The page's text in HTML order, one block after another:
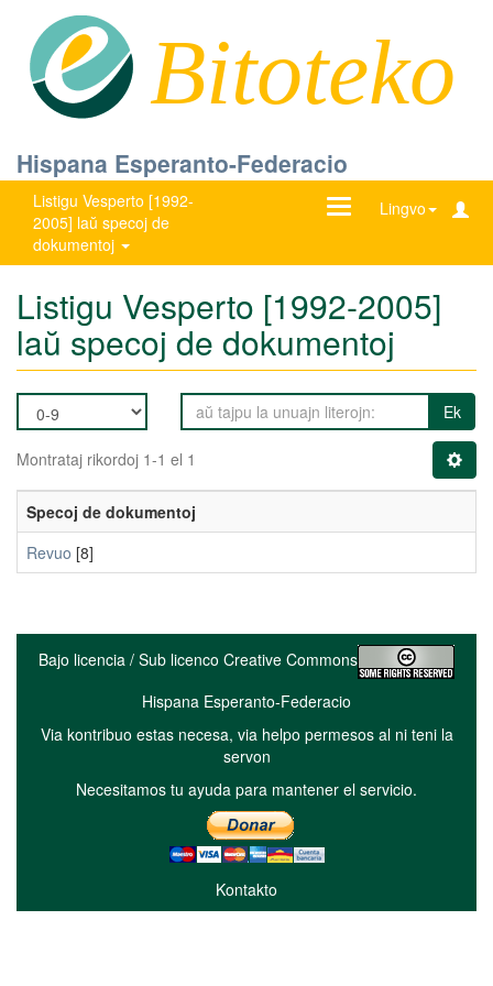
Bitoteko
Hispana Esperanto-Federacio
Listigu Vesperto [1992-
2005] laŭ specoj de
dokumentoj
Lingvo
Ŝanĝu
Listigu Vesperto [1992-2005]
laŭ specoj de dokumentoj
Ek
Montrataj rikordoj 1-1 el 1
Specoj de dokumentoj
Revuo [8]
Bajo licencia / Sub licenco Creative Commons
Hispana Esperanto-Federacio
Via kontribuo estas necesa, via helpo permesos al ni teni la
servon
Necesitamos tu ayuda para mantener el servicio.
Kontakto